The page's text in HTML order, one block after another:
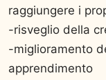
raggiungere i
-risveglio della
-miglioramento
apprendimento